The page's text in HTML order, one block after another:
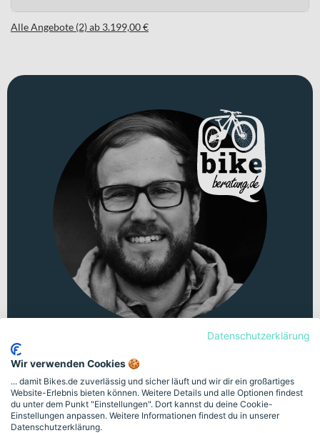
Alle Angebote (2) ab 3.199,00 €
Unsicher bei der Auswahl? Lass dich von
unserem Fahrradexperten am Telefon oder im
Videomeeting kostenlos und unverbindlich
Datenschutzerklärung
Wir verwenden Cookies 🍪
... damit Bikes.de zuverlässig und sicher läuft und wir dir ein großartiges
Website-Erlebnis bieten können. Weitere Details und alle Optionen findest
du unter dem Punkt "Einstellungen". Dort kannst du deine Cookie-
Einstellungen anpassen. Weitere Informationen findest du in unserer
Datenschutzerklärung.